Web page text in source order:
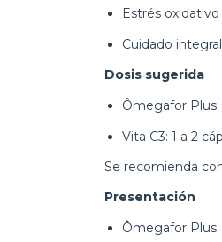
Estrés
Cuidado
Dosis sugerida
Ômegafor
Vita C3: 1 a 2
Se recomienda
Presentación
Ômegafor Plus: